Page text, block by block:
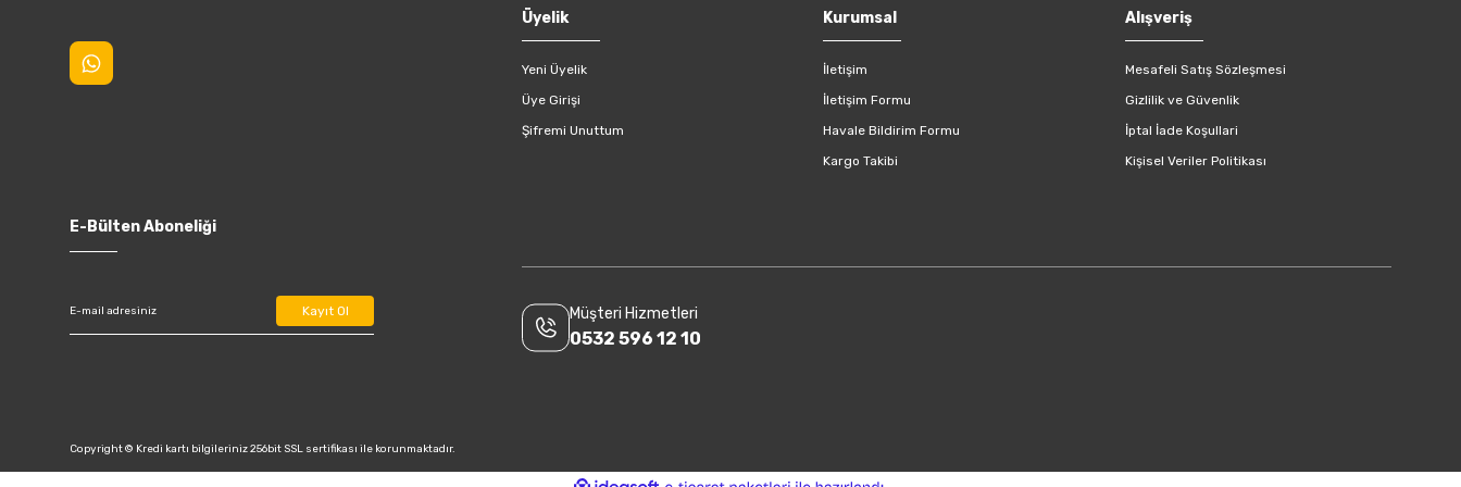
Üyelik
Yeni Üyelik
Üye Girişi
Şifremi Unuttum
Kurumsal
İletişim
İletişim Formu
Havale Bildirim Formu
Kargo Takibi
Alışveriş
Mesafeli Satış Sözleşmesi
Gizlilik ve Güvenlik
İptal İade Koşullari
Kişisel Veriler Politikası
E-Bülten Aboneliği
Kayıt Ol Müşteri Hizmetleri
0532 596 12 10
Copyright © Kredi kartı bilgileriniz 256bit SSL sertifikası ile korunmaktadır.